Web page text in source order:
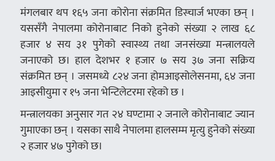
मंगलबार थप १६५ जना कोरोना संक्रमित डिस्चार्ज भएका छन् ।
यससँगै नेपालमा कोरोनाबाट निको हुनेको संख्या २ लाख ६८
हजार ४ सय ३१ पुगेको स्वास्थ्य तथा जनसंख्या मन्त्रालयले
जनाएको छ। हाल देशभर १ हजार ७ सय ३७ जना सक्रिय
संक्रमित छन् । जसमध्ये ८२४ जना होमआइसोलेसनमा, ६४ जना
आइसीयुमा र १५ जना भेन्टिलेटरमा रहेको छ ।
मन्त्रालयका अनुसार गत २४ घण्टामा २ जनाले कोरोनाबाट ज्यान
गुमाएका छन् । यसका साथै नेपालमा हालसम्म मृत्यु हुनेको संख्या
२ हजार ४७ पुगेको छ।